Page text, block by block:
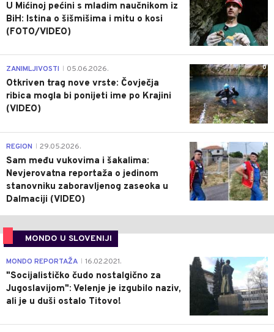
U Mićinoj pećini s mladim naučnikom iz
BiH: Istina o šišmišima i mitu o kosi
(FOTO/VIDEO)
0
ZANIMLJIVOSTI 05.06.2026.
Otkriven trag nove vrste: Čovječja
ribica mogla bi ponijeti ime po Krajini
(VIDEO)
0
REGION 29.05.2026.
Sam među vukovima i šakalima:
Nevjerovatna reportaža o jedinom
stanovniku zaboravljenog zaseoka u
Dalmaciji (VIDEO)
MONDO U SLOVENIJI
4
MONDO REPORTAŽA 16.02.2021.
"Socijalističko čudo nostalgično za
Jugoslavijom": Velenje je izgubilo naziv,
ali je u duši ostalo Titovo!